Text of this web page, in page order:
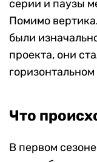
серии и паузы
Помимо
были
проекта, они
Что
В первом